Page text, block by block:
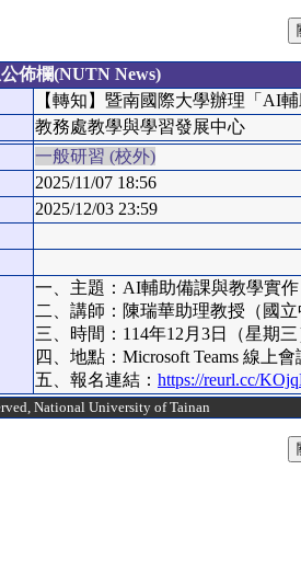
佈欄(NUTN News)
【轉知】暨南國際大學辦理「AI
教務處教學與學習發展中心
一般研習 (校外)
2025/11/07 18:56
2025/12/03 23:59
一、主題：AI輔助備課與教學實作
二、講師：陳瑞華助理教授（國
三、時間：114年12月3日（星期
四、地點：Microsoft Teams 線上
五、報名連結： https://reurl.cc/
National University of Tainan